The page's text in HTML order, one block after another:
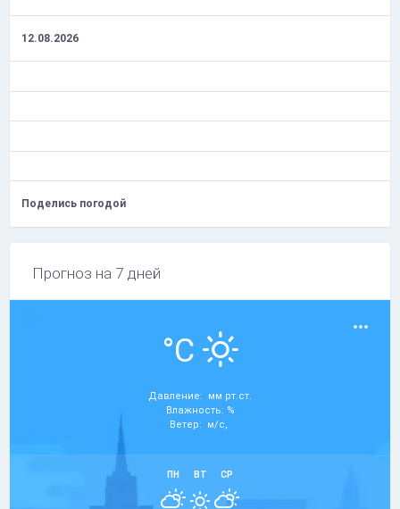
12.08.2026
Поделись погодой
Прогноз на 7 дней
°C
Давление: мм рт.ст.
Влажность: %
Ветер: м/с,
ПН ВТ СР